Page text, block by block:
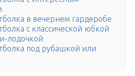
в вечернем гардеробе
с классической юбкой
лодочкой
под рубашкой или